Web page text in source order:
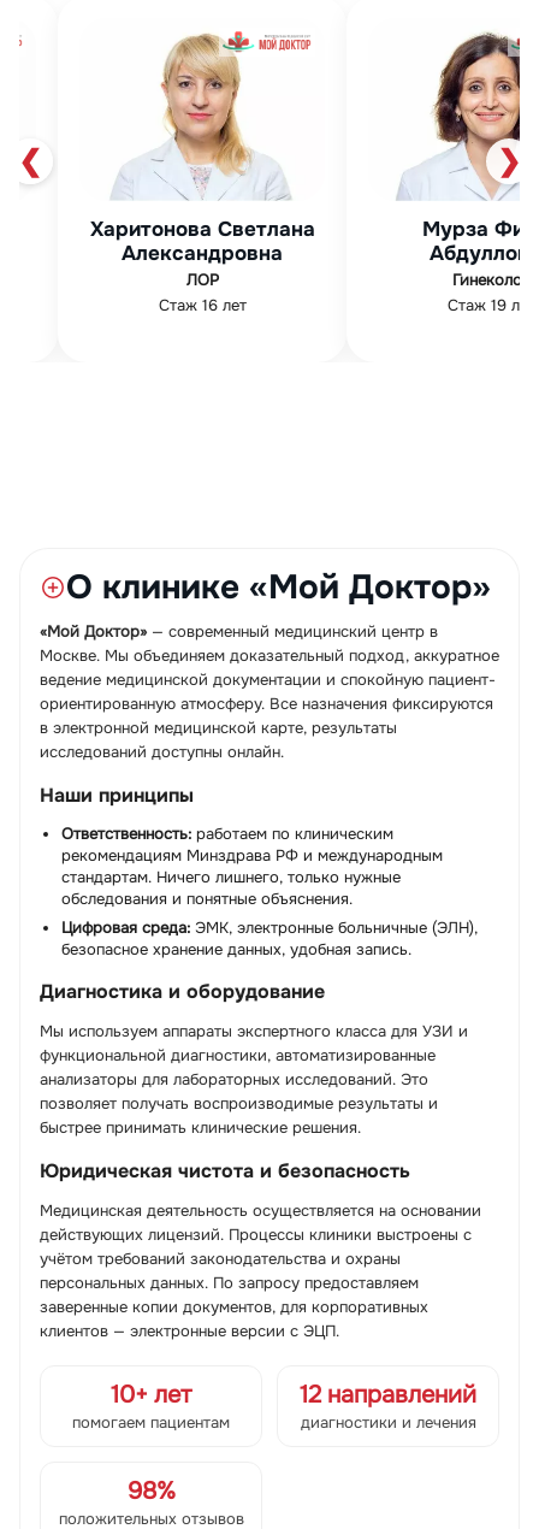
❮
Харитонова Светлана
Александровна
ЛОР
Стаж 16 лет
Мурза
Гинеколог
Стаж 19 лет
❯
О клинике «Мой Доктор»
«Мой Доктор» — современный медицинский центр в
Москве. Мы объединяем доказательный подход, аккуратное
ведение медицинской документации и спокойную пациент-
ориентированную атмосферу. Все назначения фиксируются
в электронной медицинской карте, результаты
исследований доступны онлайн.
Наши принципы
Ответственность: работаем по клиническим
рекомендациям Минздрава РФ и международным
стандартам. Ничего лишнего, только нужные
обследования и понятные объяснения.
Цифровая среда: ЭМК, электронные больничные (ЭЛН),
безопасное хранение данных, удобная запись.
Диагностика и оборудование
Мы используем аппараты экспертного класса для УЗИ и
функциональной диагностики, автоматизированные
анализаторы для лабораторных исследований. Это
позволяет получать воспроизводимые результаты и
быстрее принимать клинические решения.
Юридическая чистота и безопасность
Медицинская деятельность осуществляется на основании
действующих лицензий. Процессы клиники выстроены с
учётом требований законодательства и охраны
персональных данных. По запросу предоставляем
заверенные копии документов, для корпоративных
клиентов — электронные версии с ЭЦП.
10+ лет
помогаем пациентам
12 направлений
диагностики и лечения
98%
положительных отзывов